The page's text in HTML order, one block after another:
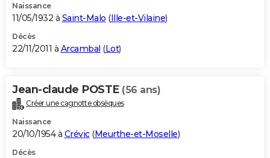
Naissance
11/05/1932 à Saint-Malo (Ille-et-Vilaine)
Décès
22/11/2011 à Arcambal (Lot)
Jean-claude POSTE (56 ans)
Créer une cagnotte obsèques
Naissance
20/10/1954 à Crévic(Meurthe-et-Moselle)
Décès